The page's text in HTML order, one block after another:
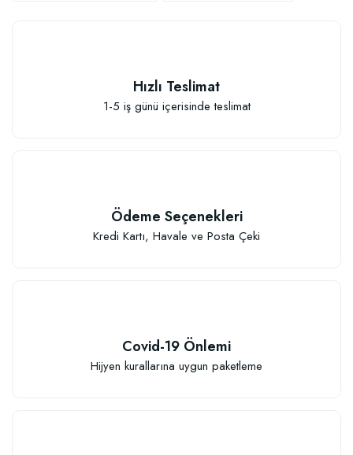
Sebze ve Çiçek Fidesi Dikim Gübresi (50 Fide İçin)
Sepete Ekle
Hızlı Teslimat
1-5 iş günü içerisinde teslimat
Ödeme Seçenekleri
Kredi Kartı, Havale ve Posta Çeki
Covid-19 Önlemi
Hijyen kurallarına uygun paketleme